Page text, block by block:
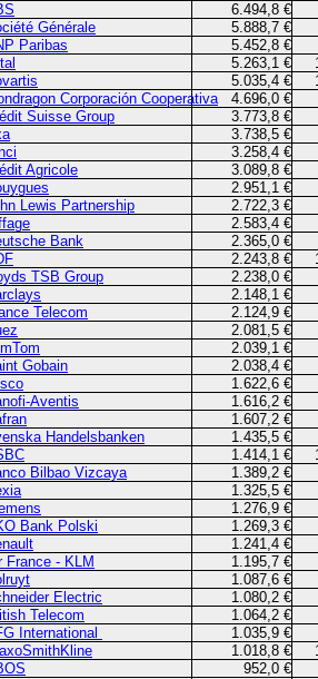
6.494,8 €
Générale
5.888,7 €
Paribas
5.452,8 €
5.263,1 €
5.035,4 €
Corporación Cooperativa
4.696,0 €
Suisse Group
3.773,8 €
3.738,5 €
3.258,4 €
Agricole
3.089,8 €
2.951,1 €
Lewis Partnership
2.722,3 €
2.583,4 €
Bank
2.365,0 €
2.243,8 €
TSB Group
2.238,0 €
2.148,1 €
Telecom
2.124,9 €
2.081,5 €
2.039,1 €
Gobain
2.038,4 €
1.622,6 €
Aventis
1.616,2 €
1.607,2 €
Handelsbanken
1.435,5 €
1.414,1 €
Bilbao Vizcaya
1.389,2 €
1.325,5 €
1.276,9 €
Bank Polski
1.269,3 €
1.241,4 €
France - KLM
1.195,7 €
1.087,6 €
Electric
1.080,2 €
Telecom
1.064,2 €
International
1.035,9 €
1.018,8 €
952,0 €